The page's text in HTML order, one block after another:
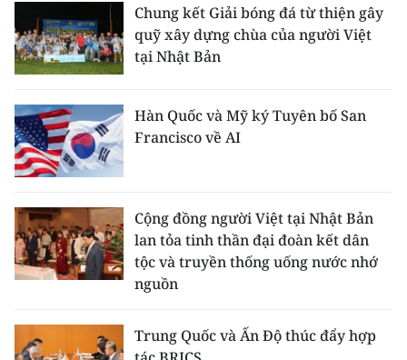
Chung kết Giải bóng đá từ thiện gây
quỹ xây dựng chùa của người Việt
tại Nhật Bản
Hàn Quốc và Mỹ ký Tuyên bố San
Francisco về AI
Cộng đồng người Việt tại Nhật Bản
lan tỏa tinh thần đại đoàn kết dân
tộc và truyền thống uống nước nhớ
nguồn
Trung Quốc và Ấn Độ thúc đẩy hợp